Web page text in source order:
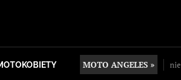
MOTO ANGELES »